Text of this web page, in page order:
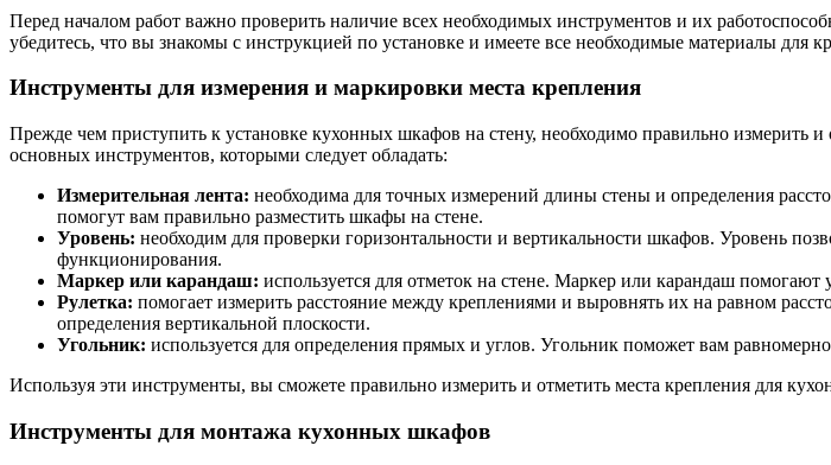
Перед началом работ важно проверить наличие всех необходимых инструментов и их
убедитесь, что вы знакомы с инструкцией по установке и имеете все необходимые материалы для
Инструменты для измерения и маркировки места крепления
Прежде чем приступить к установке кухонных шкафов на стену, необходимо правильно измерить
основных инструментов, которыми следует обладать:
Измерительная лента: необходима для точных измерений длины стены и определения
помогут вам правильно разместить шкафы на стене.
Уровень: необходим для проверки горизонтальности и вертикальности шкафов. Уровень
функционирования.
Маркер или карандаш: используется для отметок на стене. Маркер или карандаш помогают
Рулетка: помогает измерить расстояние между креплениями и выровнять их на равном
определения вертикальной плоскости.
Угольник: используется для определения прямых и углов. Угольник поможет вам
Используя эти инструменты, вы сможете правильно измерить и отметить места крепления для
Инструменты для монтажа кухонных шкафов